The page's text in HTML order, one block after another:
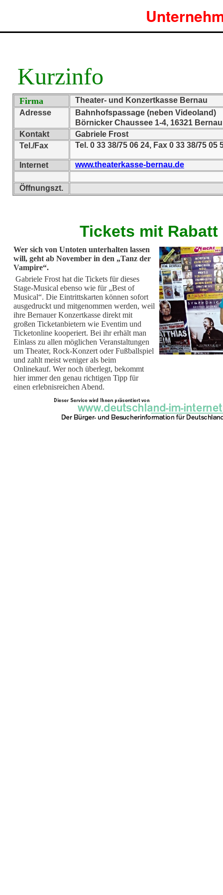
Kurzinfo
Firma
Theater- und Konzertkasse Bernau
Adresse
Bahnhofspassage (neben Videoland)
Börnicker Chaussee 1-4, 16321 Bernau
Kontakt
Gabriele Frost
Tel./Fax
Tel. 0 33 38/75 06 24, Fax 0 33 38/75 05
Internet www.theaterkasse-bernau.de
Öffnungszt.
Tickets mit Rabatt
Wer sich von Untoten unterhalten lassen
will, geht ab November in den „Tanz der
Vampire“.
Gabriele Frost hat die Tickets für dieses
Stage-Musical ebenso wie für „Best of
Musical“. Die Eintrittskarten können sofort
ausgedruckt und mitgenommen werden, weil
ihre Bernauer Konzertkasse direkt mit
großen Ticketanbietern wie Eventim und
Ticketonline kooperiert. Bei ihr erhält man
Einlass zu allen möglichen Veranstaltungen
um Theater, Rock-Konzert oder Fußballspiel
und zahlt meist weniger als beim
Onlinekauf. Wer noch überlegt, bekommt
hier immer den genau richtigen Tipp für
einen erlebnisreichen Abend.